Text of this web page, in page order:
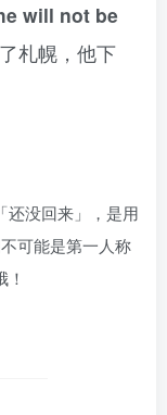
will not be
札幌，他下
还没回来」，是用
可能是第一人称